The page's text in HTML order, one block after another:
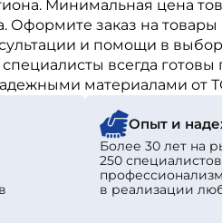
Минимальная цена
заказ на товары
и помощи в
всегда
материалами от
Опыт и
Более 30 лет на
250
в реализации